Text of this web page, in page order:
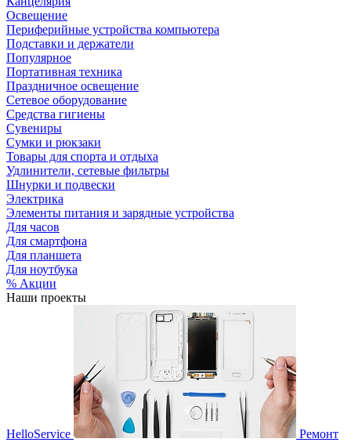
Освещение
Периферийные устройства компьютера
Подставки и держатели
Популярное
Портативная техника
Праздничное освещение
Сетевое оборудование
Средства гигиены
Сувениры
Сумки и рюкзаки
Товары для спорта и отдыха
Удлинители, сетевые фильтры
Шнурки и подвески
Электрика
Элементы питания и зарядные устройства
Для часов
Для смартфона
Для планшета
Для ноутбука
% Акции
Наши проекты
HelloService
Ремонт